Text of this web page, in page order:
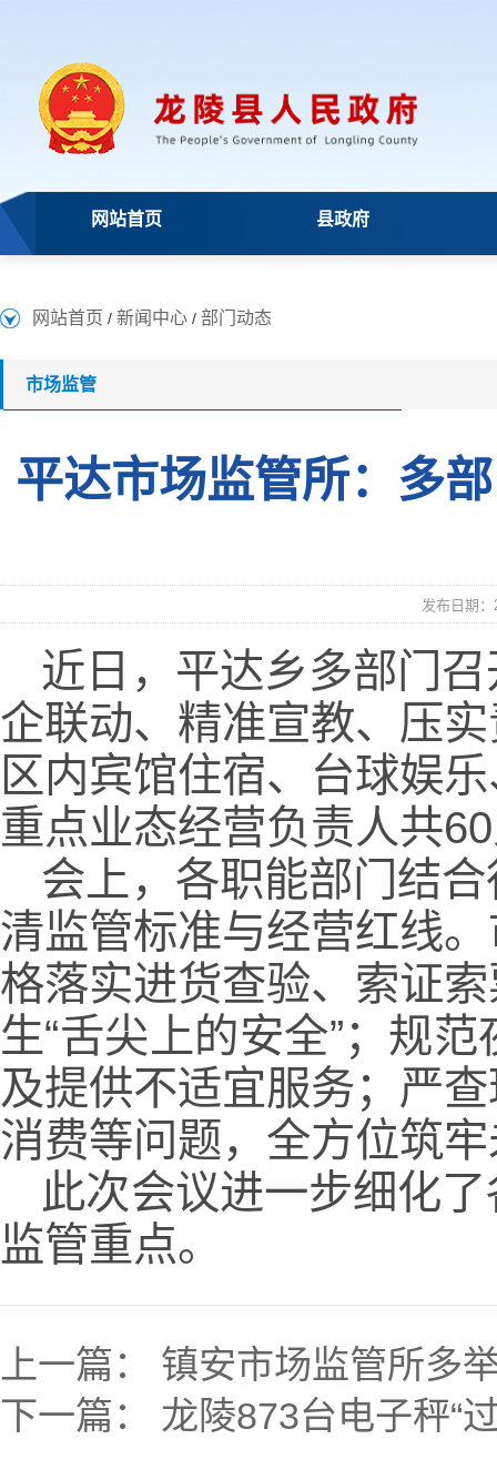
网站首页 县政府
网站首页 / 新闻中心 / 部门动态
市场监管
平达市场监管所：多
发布日期
近日，平达乡多部门
企联动、精准宣教、压
区内宾馆住宿、台球娱
重点业态经营负责人共
会上，各职能部门结
清监管标准与经营红线
格落实进货查验、索证
生“舌尖上的安全”；规
及提供不适宜服务；严
消费等问题，全方位筑
此次会议进一步细化
监管重点。
上一篇： 镇安市场监管所多
下一篇： 龙陵873台电子秤“